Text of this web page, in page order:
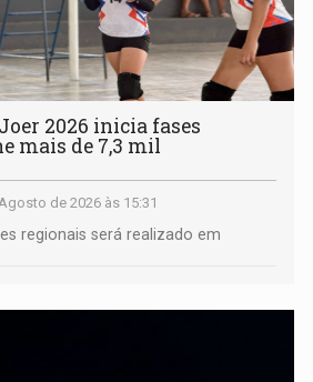
Joer 2026 inicia fases
mais de 7,3 mil
de 2026 às 15:31
regionais será realizado em